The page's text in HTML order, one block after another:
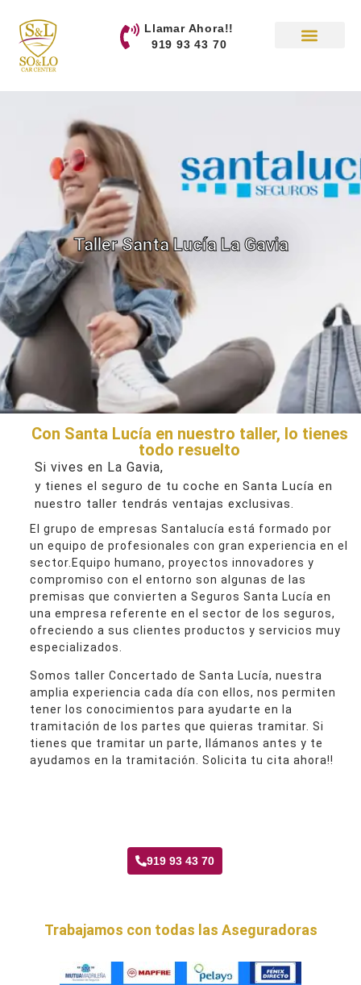
Llamar Ahora!!
919 93 43 70
Taller Santa Lucía La Gavia
Con Santa Lucía en nuestro taller, lo tienes
todo resuelto
Si vives en La Gavia,
y tienes el seguro de tu coche en Santa Lucía en
nuestro taller tendrás ventajas exclusivas.
El grupo de empresas Santalucía está formado por
un equipo de profesionales con gran experiencia en el
sector.Equipo humano, proyectos innovadores y
compromiso con el entorno son algunas de las
premisas que convierten a Seguros Santa Lucía en
una empresa referente en el sector de los seguros,
ofreciendo a sus clientes productos y servicios muy
especializados.
Somos taller Concertado de Santa Lucía, nuestra
amplia experiencia cada día con ellos, nos permiten
tener los conocimientos para ayudarte en la
tramitación de los partes que quieras tramitar. Si
tienes que tramitar un parte, llámanos antes y te
ayudamos en la tramitación. Solicita tu cita ahora!!
919 93 43 70
Trabajamos con todas las Aseguradoras